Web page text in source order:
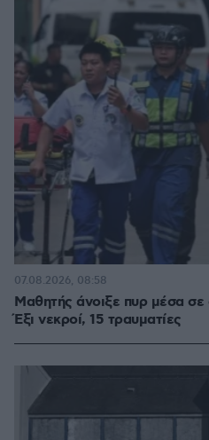
Μαθητής άνοιξε πυρ μέσα σε
Έξι νεκροί, 15 τραυματίες
07.08.2026, 08:58